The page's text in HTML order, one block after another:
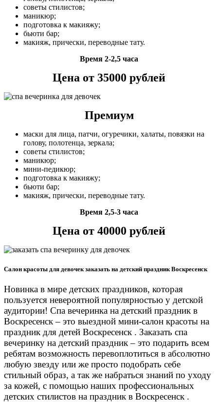
советы стилистов;
маникюр;
подготовка к макияжу;
бьюти бар;
макияж, прически, переводные тату.
Время 2-2,5 часа
Цена от 35000 рублей
Премиум
маски для лица, патчи, огуречики, халаты, повязки на
голову, полотенца, зеркала;
советы стилистов;
маникюр;
мини-педикюр;
подготовка к макияжу;
бьюти бар;
макияж, прически, переводные тату.
Время 2,5-3 часа
Цена от 40000 рублей
Салон красоты для девочек заказать на детский праздник Воскресенск
Новинка в мире детских праздников, которая
пользуется невероятной популярностью у детской
аудитории! Спа вечеринка на детский праздник в
Воскресенск – это выездной мини-салон красоты на
праздник для детей Воскресенск . Заказать спа
вечеринку на детский праздник – это подарить всем
ребятам возможность перевоплотиться в абсолютно
любую звезду или же просто подобрать себе
стильный образ, а так же набраться знаний по уходу
за кожей, с помощью наших профессиональных
детских стилистов на праздник в Воскресенск .